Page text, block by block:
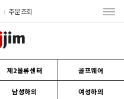
주문조회
제2물류센터 골프웨어
남성하의 여성하의